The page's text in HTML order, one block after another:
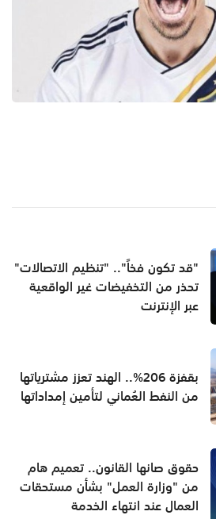
"قد تكون فخاً".. "تنظيم الاتصالات"
تحذر من التخفيضات غير الواقعية
عبر الإنترنت
بقفزة 206%.. الهند تعزز مشترياتها
من النفط العُماني لتأمين إمداداتها
حقوق صانها القانون.. تعميم هام
من "وزارة العمل" بشأن مستحقات
العمال عند انتهاء الخدمة